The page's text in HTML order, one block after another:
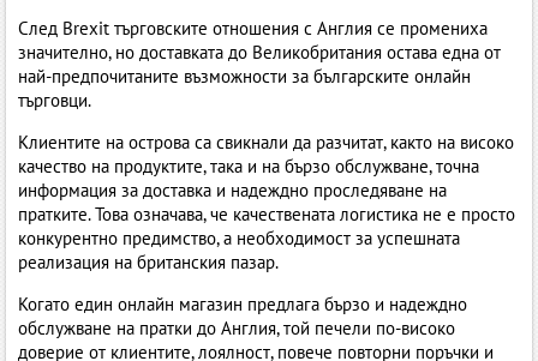
След Brexit търговските отношения с Англия се промениха
значително, но доставката до Великобритания остава една от
най-предпочитаните възможности за българските онлайн
търговци.
Клиентите на острова са свикнали да разчитат, както на високо
качество на продуктите, така и на бързо обслужване, точна
информация за доставка и надеждно проследяване на
пратките. Това означава, че качествената логистика не е просто
конкурентно предимство, а необходимост за успешната
реализация на британския пазар.
Когато един онлайн магазин предлага бързо и надеждно
обслужване на пратки до Англия, той печели по-високо
доверие от клиентите, лоялност, повече повторни поръчки и